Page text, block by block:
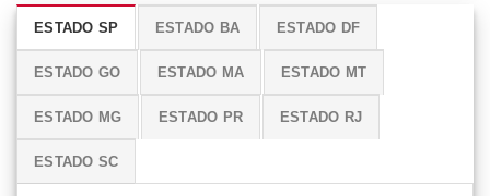
ESTADO SP ESTADO BA ESTADO DF
ESTADO GO ESTADO MA ESTADO MT
ESTADO MG ESTADO PR ESTADO RJ
ESTADO SC